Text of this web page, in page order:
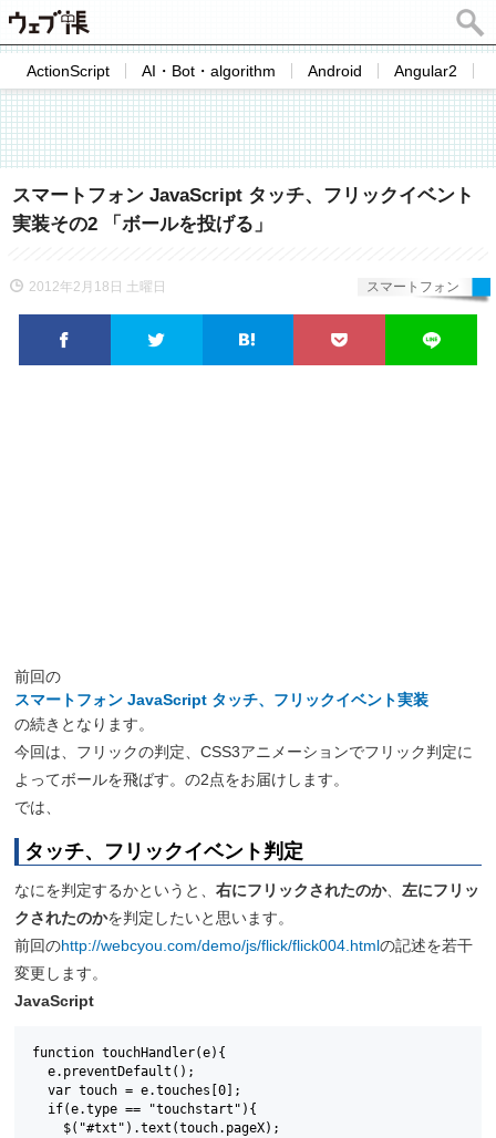
ActionScript AI・Bot・algorithm Android Angular2
スマートフォン JavaScript タッチ、フリックイベント
実装その2 「ボールを投げる」
2012年2月18日 土曜日 スマートフォン
前回の
スマートフォン JavaScript タッチ、フリックイベント実装
の続きとなります。
今回は、フリックの判定、CSS3アニメーションでフリック判定に
よってボールを飛ばす。の2点をお届けします。
では、
タッチ、フリックイベント判定
なにを判定するかというと、 右にフリックされたのか、 左にフリッ
クされたのかを判定したいと思います。
前回のhttp://webcyou.com/demo/js/flick/flick004.htmlの記述を若干
変更します。
JavaScript
function touchHandler(e){
  e.preventDefault();
  var touch = e.touches[0];
  if(e.type == "touchstart"){
    $("#txt").text(touch.pageX);